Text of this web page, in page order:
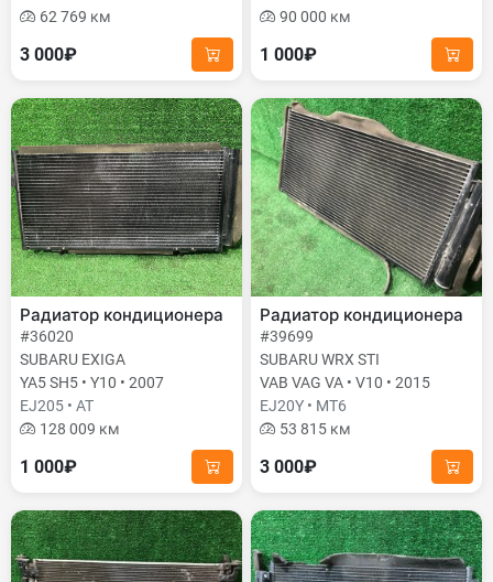
62 769 км
3 000₽
90 000 км
1 000₽
Радиатор кондиционера
#36020
SUBARU EXIGA
YA5 SH5 • Y10 • 2007
EJ205 • AT
128 009 км
1 000₽
Радиатор кондиционера
#39699
SUBARU WRX STI
VAB VAG VA • V10 • 2015
EJ20Y • MT6
53 815 км
3 000₽